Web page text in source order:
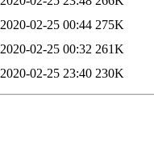
2020-02-25 00:44 275K
2020-02-25 00:32 261K
2020-02-25 23:40 230K